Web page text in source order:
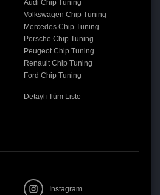
Audi Chip Tuning
Volkswagen Chip Tuning
Mercedes Chip Tuning
Porsche Chip Tuning
Peugeot Chip Tuning
Renault Chip Tuning
Ford Chip Tuning
Detaylı Tüm Liste
Instagram